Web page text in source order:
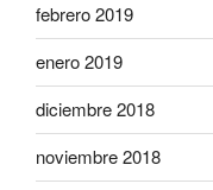
febrero 2019
enero 2019
diciembre 2018
noviembre 2018